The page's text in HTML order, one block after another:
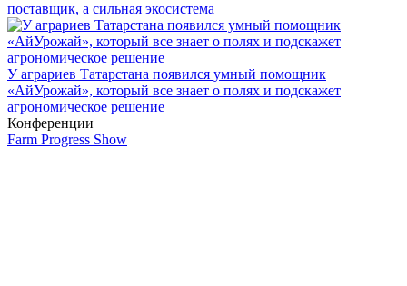
поставщик, а сильная экосистема
У аграриев Татарстана появился умный помощник
«АйУрожай», который все знает о полях и подскажет
агрономическое решение
Конференции
Farm Progress Show